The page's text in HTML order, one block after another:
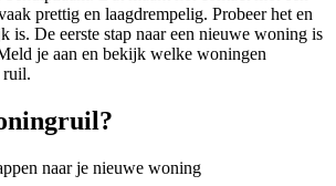
prettig en laagdrempelig. Probeer het en
is. De eerste stap naar een nieuwe woning is
je aan en bekijk welke woningen
ruil.
naar je nieuwe woning